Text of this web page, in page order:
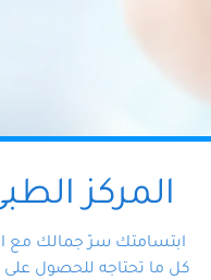
المركز
ابتسامتك سرّ جمالك مع
كل ما تحتاجه للحصول على